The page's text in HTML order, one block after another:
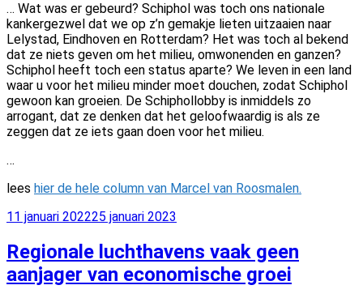
… Wat was er gebeurd? Schiphol was toch ons nationale
kankergezwel dat we op z’n gemakje lieten uitzaaien naar
Lelystad, Eindhoven en Rotterdam? Het was toch al bekend
dat ze niets geven om het milieu, omwonenden en ganzen?
Schiphol heeft toch een status aparte? We leven in een land
waar u voor het milieu minder moet douchen, zodat Schiphol
gewoon kan groeien. De Schiphollobby is inmiddels zo
arrogant, dat ze denken dat het geloofwaardig is als ze
zeggen dat ze iets gaan doen voor het milieu.
…
lees hier de hele column van Marcel van Roosmalen.
Geplaatst
11 januari 202225 januari 2023
Regionale luchthavens vaak geen
aanjager van economische groei